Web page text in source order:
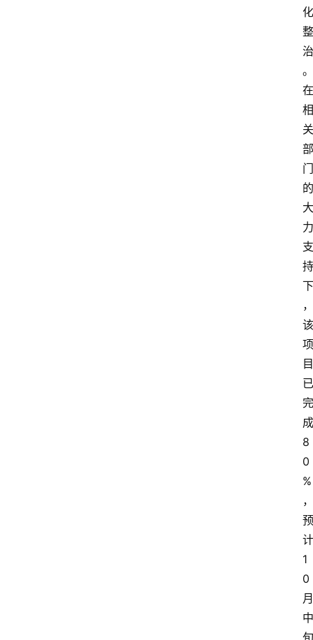
化
整
治
。
在
相
关
部
门
的
大
力
支
持
下
，
该
项
目
已
完
成
8
0
%
，
预
计
1
0
月
中
旬